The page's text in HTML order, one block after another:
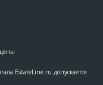
EstateLine.ru допускается